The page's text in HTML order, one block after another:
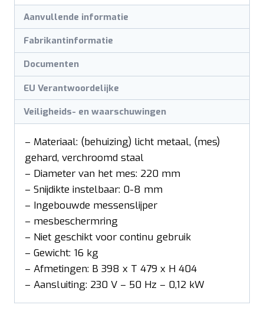
Aanvullende informatie
Fabrikantinformatie
Documenten
EU Verantwoordelijke
Veiligheids- en waarschuwingen
– Materiaal: (behuizing) licht metaal, (mes)
gehard, verchroomd staal
– Diameter van het mes: 220 mm
– Snijdikte instelbaar: 0-8 mm
– Ingebouwde messenslijper
– mesbeschermring
– Niet geschikt voor continu gebruik
– Gewicht: 16 kg
– Afmetingen: B 398 x T 479 x H 404
– Aansluiting: 230 V – 50 Hz – 0,12 kW